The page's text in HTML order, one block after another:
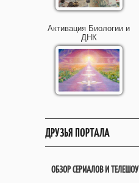
Активация Биологии и
ДНК
ДРУЗЬЯ ПОРТАЛА
ОБЗОР СЕРИАЛОВ И ТЕЛЕШОУ